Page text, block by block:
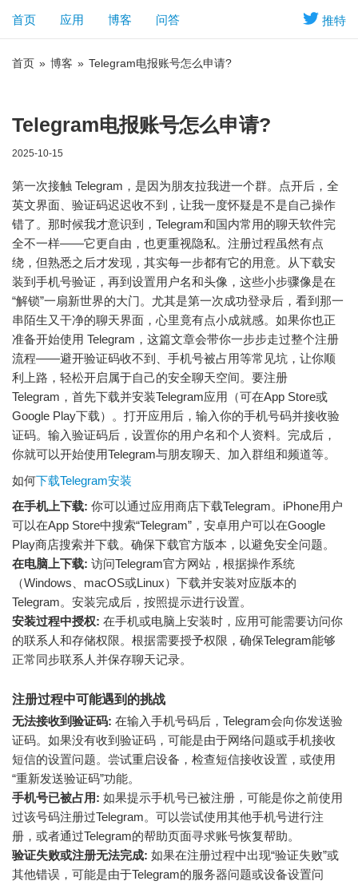
推特
首页 应用 博客 问答
首页 » 博客 » Telegram电报账号怎么申请?
Telegram电报账号怎么申请?
2025-10-15
第一次接触 Telegram，是因为朋友拉我进一个群。点开后，全
英文界面、验证码迟迟收不到，让我一度怀疑是不是自己操作
错了。那时候我才意识到，Telegram和国内常用的聊天软件完
全不一样——它更自由，也更重视隐私。注册过程虽然有点
绕，但熟悉之后才发现，其实每一步都有它的用意。从下载安
装到手机号验证，再到设置用户名和头像，这些小步骤像是在
“解锁”一扇新世界的大门。尤其是第一次成功登录后，看到那一
串陌生又干净的聊天界面，心里竟有点小成就感。如果你也正
准备开始使用 Telegram，这篇文章会带你一步步走过整个注册
流程——避开验证码收不到、手机号被占用等常见坑，让你顺
利上路，轻松开启属于自己的安全聊天空间。要注册
Telegram，首先下载并安装Telegram应用（可在App Store或
Google Play下载）。打开应用后，输入你的手机号码并接收验
证码。输入验证码后，设置你的用户名和个人资料。完成后，
你就可以开始使用Telegram与朋友聊天、加入群组和频道等。
如何下载Telegram安装
在手机上下载: 你可以通过应用商店下载Telegram。iPhone用户
可以在App Store中搜索“Telegram”，安卓用户可以在Google
Play商店搜索并下载。确保下载官方版本，以避免安全问题。
在电脑上下载: 访问Telegram官方网站，根据操作系统
（Windows、macOS或Linux）下载并安装对应版本的
Telegram。安装完成后，按照提示进行设置。
安装过程中授权: 在手机或电脑上安装时，应用可能需要访问你
的联系人和存储权限。根据需要授予权限，确保Telegram能够
正常同步联系人并保存聊天记录。
注册过程中可能遇到的挑战
无法接收到验证码: 在输入手机号码后，Telegram会向你发送验
证码。如果没有收到验证码，可能是由于网络问题或手机接收
短信的设置问题。尝试重启设备，检查短信接收设置，或使用
“重新发送验证码”功能。
手机号已被占用: 如果提示手机号已被注册，可能是你之前使用
过该号码注册过Telegram。可以尝试使用其他手机号进行注
册，或者通过Telegram的帮助页面寻求账号恢复帮助。
验证失败或注册无法完成: 如果在注册过程中出现“验证失败”或
其他错误，可能是由于Telegram的服务器问题或设备设置问